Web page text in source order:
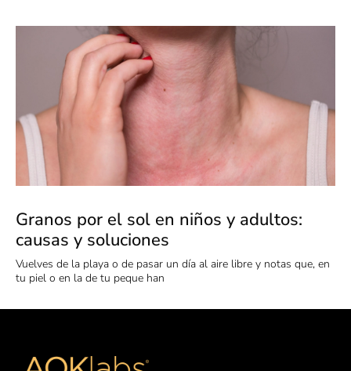
Granos por el sol en niños y adultos:
causas y soluciones
Vuelves de la playa o de pasar un día al aire libre y notas que, en
tu piel o en la de tu peque han